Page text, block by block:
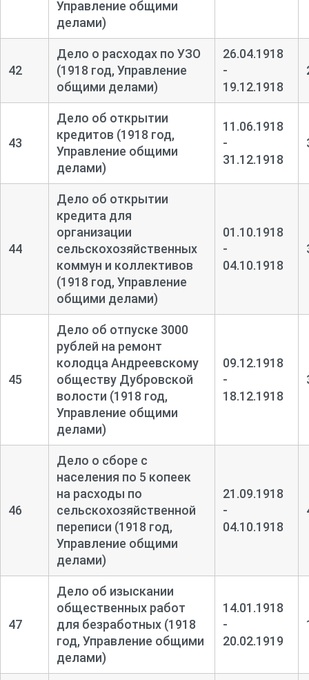
Управление общими
делами)
42
Дело о расходах по УЗО
(1918 год, Управление
общими делами)
26.04.1918
-
19.12.1918
43
Дело об открытии
кредитов (1918 год,
Управление общими
делами)
11.06.1918
-
31.12.1918
44
Дело об открытии
кредита для
организации
сельскохозяйственных
коммун и коллективов
(1918 год, Управление
общими делами)
01.10.1918
-
04.10.1918
45
Дело об отпуске 3000
рублей на ремонт
колодца Андреевскому
обществу Дубровской
волости (1918 год,
Управление общими
делами)
09.12.1918
-
18.12.1918
46
Дело о сборе с
населения по 5 копеек
на расходы по
сельскохозяйственной
переписи (1918 год,
Управление общими
делами)
21.09.1918
-
04.10.1918
47
Дело об изыскании
общественных работ
для безработных (1918
год, Управление общими
делами)
14.01.1918
-
20.02.1919